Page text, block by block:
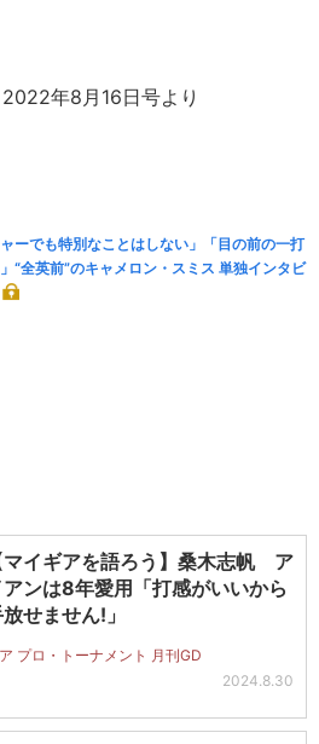
年8月16日号より
ャーでも特別なことはしない」「目の前の一打
“全英前”のキャメロン・スミス 単独インタビ
マイギアを語ろう】桑木志帆 ア
アンは8年愛用「打感がいいから
せません!」
プロ・トーナメント 月刊GD
2024.8.30